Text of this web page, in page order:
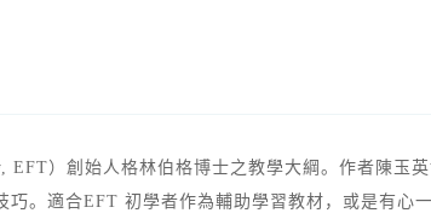
EFT）創始人格林伯格博士之教學大綱。作者陳玉
。適合EFT 初學者作為輔助學習教材，或是有心